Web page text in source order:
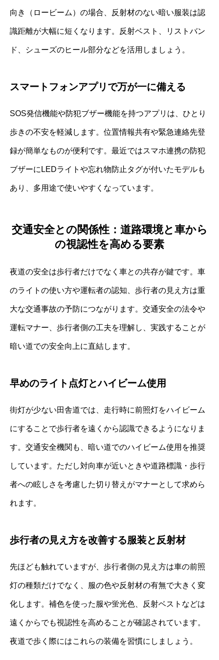
向き（ロービーム）の場合、反射材のない暗い服装は認
識距離が大幅に短くなります。反射ベスト、リストバン
ド、シューズのヒール部分などを活用しましょう。
スマートフォンアプリで万が一に備える
SOS発信機能や防犯ブザー機能を持つアプリは、ひとり
歩きの不安を軽減します。位置情報共有や緊急連絡先登
録が簡単なものが便利です。最近ではスマホ連携の防犯
ブザーにLEDライトや忘れ物防止タグが付いたモデルも
あり、多用途で使いやすくなっています。
交通安全との関係性：道路環境と車から
の視認性を高める要素
夜道の安全は歩行者だけでなく車との共存が鍵です。車
のライトの使い方や運転者の認知、歩行者の見え方は重
大な交通事故の予防につながります。交通安全の法令や
運転マナー、歩行者側の工夫を理解し、実践することが
暗い道での安全向上に直結します。
早めのライト点灯とハイビーム使用
街灯が少ない田舎道では、走行時に前照灯をハイビーム
にすることで歩行者を遠くから認識できるようになりま
す。交通安全機関も、暗い道でのハイビーム使用を推奨
しています。ただし対向車が近いときや道路標識・歩行
者への眩しさを考慮した切り替えがマナーとして求めら
れます。
歩行者の見え方を改善する服装と反射材
先ほども触れていますが、歩行者側の見え方は車の前照
灯の種類だけでなく、服の色や反射材の有無で大きく変
化します。補色を使った服や蛍光色、反射ベストなどは
遠くからでも視認性を高めることが確認されています。
夜道で歩く際にはこれらの装備を習慣にしましょう。